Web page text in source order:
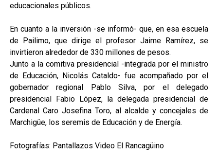
educacionales públicos.
En cuanto a la inversión -se informó- que, en esa escuela
de Pailimo, que dirige el profesor Jaime Ramírez, se
invirtieron alrededor de 330 millones de pesos.
Junto a la comitiva presidencial -integrada por el ministro
de Educación, Nicolás Cataldo- fue acompañado por el
gobernador regional Pablo Silva, por el delegado
presidencial Fabio López, la delegada presidencial de
Cardenal Caro Josefina Toro, al alcalde y concejales de
Marchigüe, los seremis de Educación y de Energía.
Fotografías: Pantallazos Video El Rancagüino